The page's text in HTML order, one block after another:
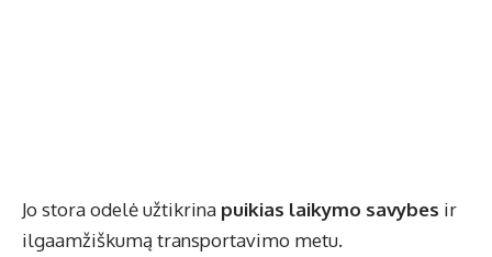
Jo stora odelė užtikrina puikias laikymo savybes ir
ilgaamžiškumą transportavimo metu.